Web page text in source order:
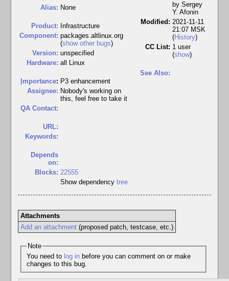
Alias: None
Product: Infrastructure
Component: packages.altlinux.org
(show other bugs)
Version: unspecified
Hardware: all Linux
mportance: P3 enhancement
Assignee: Nobody's working on
this, feel free to take it
QA Contact:
URL:
Keywords:
Depends
on:
Blocks: 22555
Show dependency tree
by Sergey
Y. Afonin
Modified: 2021-11-11
21:07 MSK
(History)
CC List: 1 user
(show)
See Also:
Attachments
Add an attachment(proposed patch, testcase, etc.)
Note
You need to log inbefore you can comment on or make
changes to this bug.